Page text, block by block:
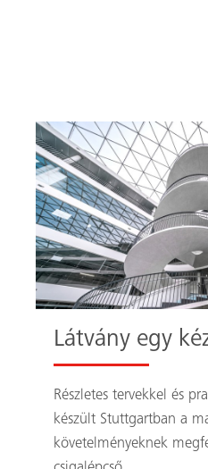
Látvány egy
Részletes tervekkel és
készült Stuttgartban a
követelményeknek